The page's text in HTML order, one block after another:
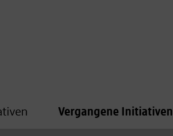
Vergangene Initiativen